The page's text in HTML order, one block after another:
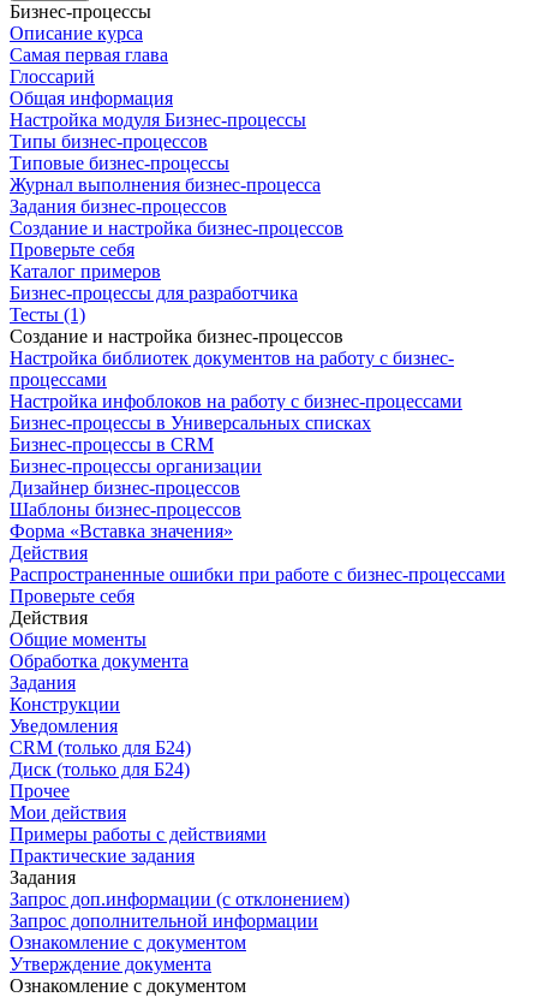
Бизнес-процессы
Описание курса
Самая первая глава
Глоссарий
Общая информация
Настройка модуля Бизнес-процессы
Типы бизнес-процессов
Типовые бизнес-процессы
Журнал выполнения бизнес-процесса
Задания бизнес-процессов
Создание и настройка бизнес-процессов
Проверьте себя
Каталог примеров
Бизнес-процессы для разработчика
Тесты (1)
Создание и настройка бизнес-процессов
Настройка библиотек документов на работу с бизнес-
процессами
Настройка инфоблоков на работу с бизнес-процессами
Бизнес-процессы в Универсальных списках
Бизнес-процессы в CRM
Бизнес-процессы организации
Дизайнер бизнес-процессов
Шаблоны бизнес-процессов
Форма «Вставка значения»
Действия
Распространенные ошибки при работе с бизнес-процессами
Проверьте себя
Действия
Общие моменты
Обработка документа
Задания
Конструкции
Уведомления
CRM (только для Б24)
Диск (только для Б24)
Прочее
Мои действия
Примеры работы с действиями
Практические задания
Задания
Запрос доп.информации (с отклонением)
Запрос дополнительной информации
Ознакомление с документом
Утверждение документа
Ознакомление с документом